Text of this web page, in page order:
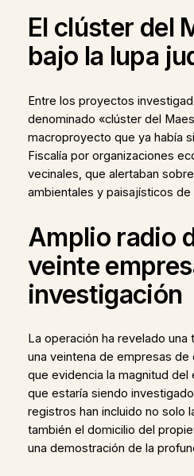
El clúster del
bajo la lupa
Entre los proyectos
denominado «clúster del
macroproyecto que ya había
Fiscalía por organizaciones
vecinales, que alertaban
ambientales y paisajísticos de
Amplio radio
veinte
investigación
La operación ha revelado una
una veintena de empresas de
que evidencia la magnitud del
que estaría siendo
registros han incluido no solo
también el domicilio del
una demostración de la